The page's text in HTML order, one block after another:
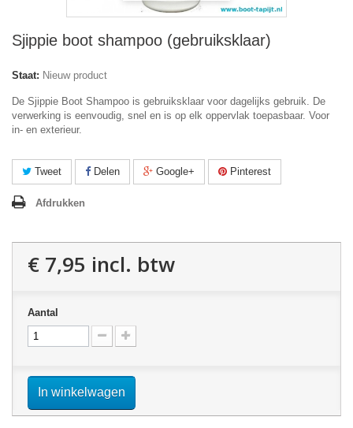
Sjippie boot shampoo (gebruiksklaar)
Staat: Nieuw product
De Sjippie Boot Shampoo is gebruiksklaar voor dagelijks gebruik. De
verwerking is eenvoudig, snel en is op elk oppervlak toepasbaar. Voor
in- en exterieur.
Tweet Delen Google+ Pinterest
Afdrukken
€ 7,95 incl. btw
Aantal
In winkelwagen